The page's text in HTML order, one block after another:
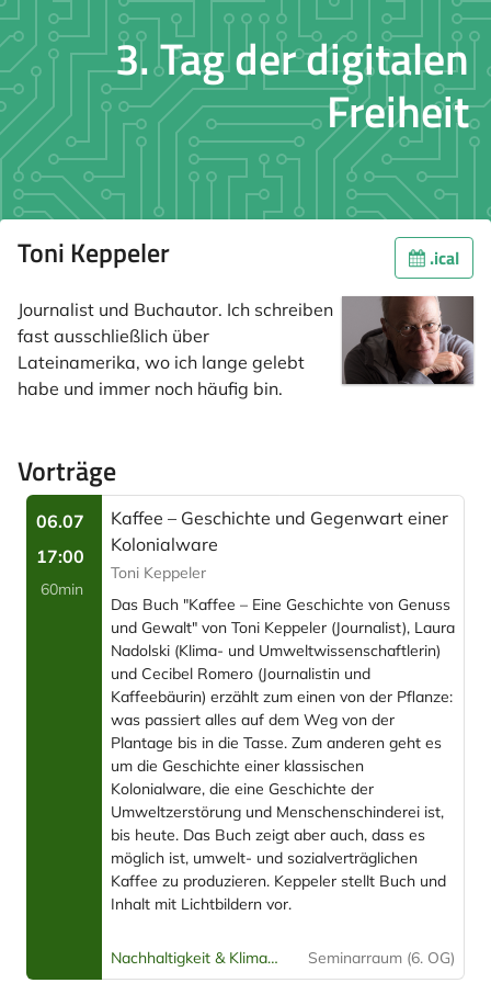
3. Tag der digitalen
Freiheit
Toni Keppeler .ical
Journalist und Buchautor. Ich schreiben
fast ausschließlich über
Lateinamerika, wo ich lange gelebt
habe und immer noch häufig bin.
Vorträge
06.07
17:00
60min
Kaffee – Geschichte und Gegenwart einer
Kolonialware
Toni Keppeler
Das Buch "Kaffee – Eine Geschichte von Genuss
und Gewalt" von Toni Keppeler (Journalist), Laura
Nadolski (Klima- und Umweltwissenschaftlerin)
und Cecibel Romero (Journalistin und
Kaffeebäurin) erzählt zum einen von der Pflanze:
was passiert alles auf dem Weg von der
Plantage bis in die Tasse. Zum anderen geht es
um die Geschichte einer klassischen
Kolonialware, die eine Geschichte der
Umweltzerstörung und Menschenschinderei ist,
bis heute. Das Buch zeigt aber auch, dass es
möglich ist, umwelt- und sozialverträglichen
Kaffee zu produzieren. Keppeler stellt Buch und
Inhalt mit Lichtbildern vor.
Nachhaltigkeit & Klimagerechtigkeit Seminarraum (6. OG)